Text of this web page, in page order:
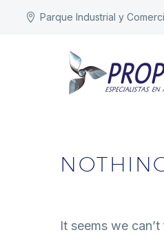
Parque Industrial y
It seems we